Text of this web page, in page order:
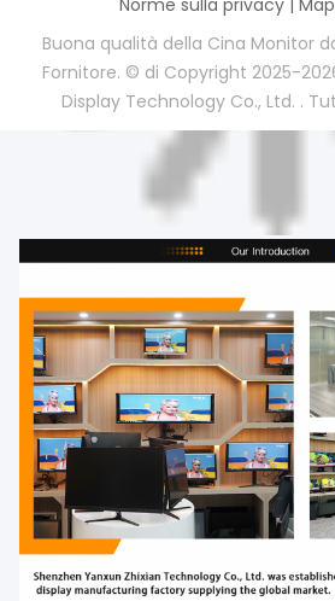
Norme sulla privacy|
Buona qualità della Cina Monitor
Fornitore. © di Copyright 2025-
Display Technology Co., Ltd. .